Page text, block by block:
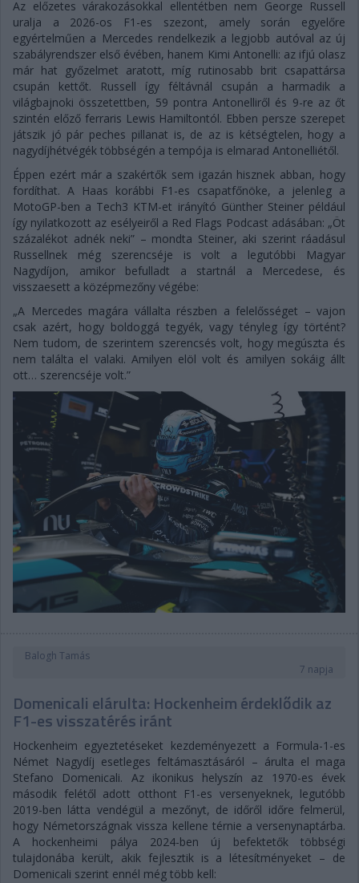
Az előzetes várakozásokkal ellentétben nem George Russell
uralja a 2026-os F1-es szezont, amely során egyelőre
egyértelműen a Mercedes rendelkezik a legjobb autóval az új
szabályrendszer első évében, hanem Kimi Antonelli: az ifjú olasz
már hat győzelmet aratott, míg rutinosabb brit csapattársa
csupán kettőt. Russell így féltávnál csupán a harmadik a
világbajnoki összetettben, 59 pontra Antonelliről és 9-re az őt
szintén előző ferraris Lewis Hamiltontól. Ebben persze szerepet
játszik jó pár peches pillanat is, de az is kétségtelen, hogy a
nagydíjhétvégék többségén a tempója is elmarad Antonelliétől.
Éppen ezért már a szakértők sem igazán hisznek abban, hogy
fordíthat. A Haas korábbi F1-es csapatfőnöke, a jelenleg a
MotoGP-ben a Tech3 KTM-et irányító Günther Steiner például
így nyilatkozott az esélyeiről a Red Flags Podcast adásában: „Öt
százalékot adnék neki” – mondta Steiner, aki szerint ráadásul
Russellnek még szerencséje is volt a legutóbbi Magyar
Nagydíjon, amikor befulladt a startnál a Mercedese, és
visszaesett a középmezőny végébe:
„A Mercedes magára vállalta részben a felelősséget – vajon
csak azért, hogy boldoggá tegyék, vagy tényleg így történt?
Nem tudom, de szerintem szerencsés volt, hogy megúszta és
nem találta el valaki. Amilyen elöl volt és amilyen sokáig állt
ott… szerencséje volt.”
Balogh Tamás
7 napja
Domenicali elárulta: Hockenheim érdeklődik az
F1-es visszatérés iránt
Hockenheim egyeztetéseket kezdeményezett a Formula-1-es
Német Nagydíj esetleges feltámasztásáról – árulta el maga
Stefano Domenicali. Az ikonikus helyszín az 1970-es évek
második felétől adott otthont F1-es versenyeknek, legutóbb
2019-ben látta vendégül a mezőnyt, de időről időre felmerül,
hogy Németországnak vissza kellene térnie a versenynaptárba.
A hockenheimi pálya 2024-ben új befektetők többségi
tulajdonába került, akik fejlesztik is a létesítményeket – de
Domenicali szerint ennél még több kell: